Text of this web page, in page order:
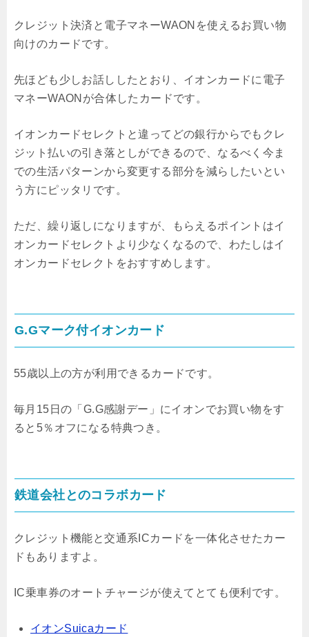
クレジット決済と電子マネーWAONを使えるお買い物
向けのカードです。
先ほども少しお話ししたとおり、イオンカードに電子
マネーWAONが合体したカードです。
イオンカードセレクトと違ってどの銀行からでもクレ
ジット払いの引き落としができるので、なるべく今ま
での生活パターンから変更する部分を減らしたいとい
う方にピッタリです。
ただ、繰り返しになりますが、もらえるポイントはイ
オンカードセレクトより少なくなるので、わたしはイ
オンカードセレクトをおすすめします。
G.Gマーク付イオンカード
55歳以上の方が利用できるカードです。
毎月15日の「G.G感謝デー」にイオンでお買い物をす
ると5％オフになる特典つき。
鉄道会社とのコラボカード
クレジット機能と交通系ICカードを一体化させたカー
ドもありますよ。
IC乗車券のオートチャージが使えてとても便利です。
イオンSuicaカード